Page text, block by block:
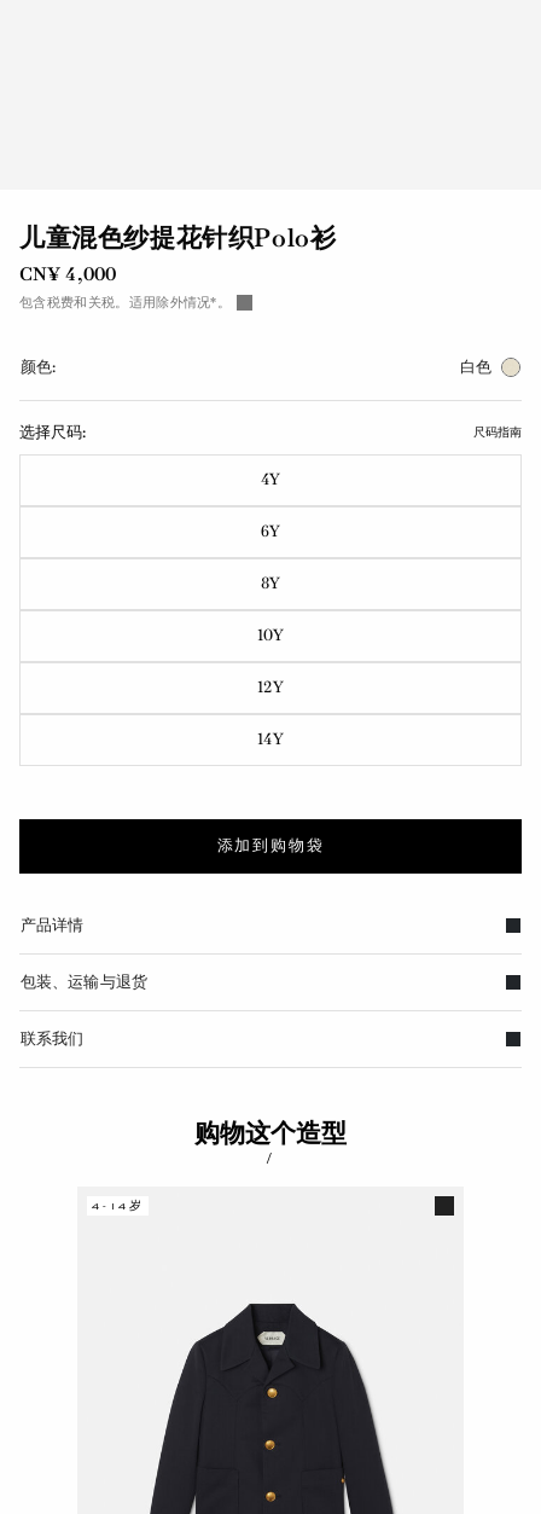
儿童混色纱提花针织Polo衫
CN¥ 4,000
包含税费和关税。适用除外情况*。
颜色: 白色
选择尺码: 尺码指南
4Y
6Y
8Y
10Y
12Y
14Y
添加到购物袋
产品详情
包装、运输与退货
联系我们
购物这个造型
/
4-14岁